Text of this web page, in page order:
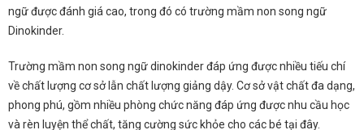
ngữ được đánh giá cao, trong đó có trường mầm non song ngữ
Dinokinder.
Trường mầm non song ngữ dinokinder đáp ứng được nhiều tiếu chí
về chất lượng cơ sở lẫn chất lượng giảng dậy. Cơ sở vật chất đa dạng,
phong phú, gồm nhiều phòng chức năng đáp ứng được nhu cầu học
và rèn luyện thể chất, tăng cường sức khỏe cho các bé tại đây.